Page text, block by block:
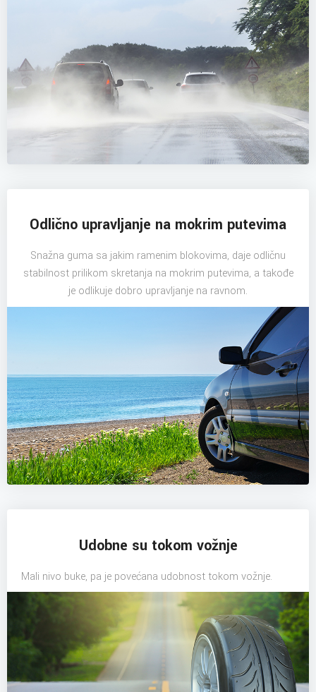
Odlično upravljanje na mokrim putevima
Snažna guma sa jakim ramenim blokovima, daje odličnu
stabilnost prilikom skretanja na mokrim putevima, a takođe
je odlikuje dobro upravljanje na ravnom.
Udobne su tokom vožnje
Mali nivo buke, pa je povećana udobnost tokom vožnje.